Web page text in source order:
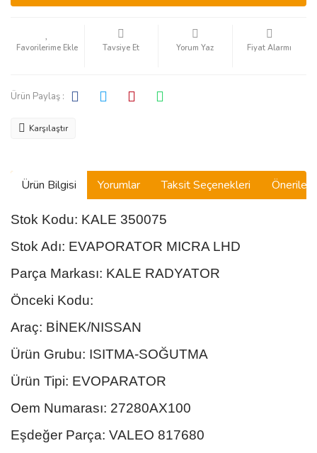
Tavsiye Et Yorum Yaz Fiyat Alarmı
Ürün Paylaş :
Karşılaştır
Ürün Bilgisi Yorumlar Taksit Seçenekleri
Stok Kodu: KALE 350075
Stok Adı: EVAPORATOR MICRA LHD
Parça Markası: KALE RADYATOR
Önceki Kodu:
Araç: BİNEK/NISSAN
Ürün Grubu: ISITMA-SOĞUTMA
Ürün Tipi: EVOPARATOR
Oem Numarası: 27280AX100
Eşdeğer Parça: VALEO 817680